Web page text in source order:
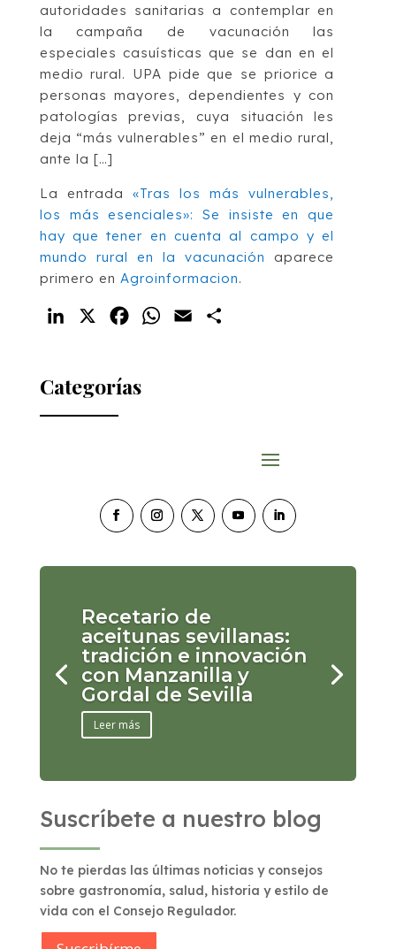
autoridades sanitarias a contemplar en
la campaña de vacunación las
especiales casuísticas que se dan en el
medio rural. UPA pide que se priorice a
personas mayores, dependientes y con
patologías previas, cuya situación les
deja “más vulnerables” en el medio rural,
ante la […]
La entrada «Tras los más vulnerables,
los más esenciales»: Se insiste en que
hay que tener en cuenta al campo y el
mundo rural en la vacunación
aparece
primero en Agroinformacion.
LinkedIn FacebookWhatsApp
Email
Categorías
Recetario de
aceitunas sevillanas:
tradición e innovación
con Manzanilla y
Gordal de Sevilla
Leer más
Suscríbete a nuestro blog
No te pierdas las últimas noticias y consejos
sobre gastronomía, salud, historia y estilo de
vida con el Consejo Regulador.